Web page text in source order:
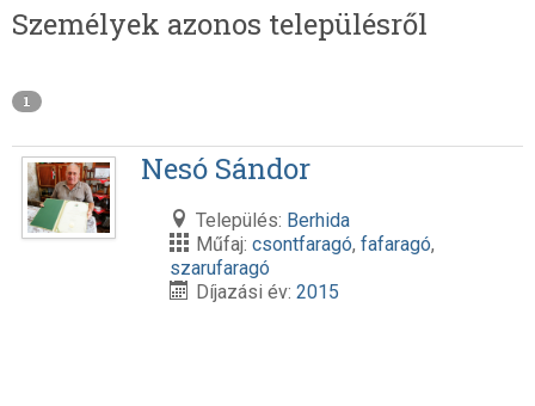
Személyek azonos településről
1
Nesó Sándor
Település: Berhida
Műfaj: csontfaragó, fafaragó,
szarufaragó
Díjazási év: 2015